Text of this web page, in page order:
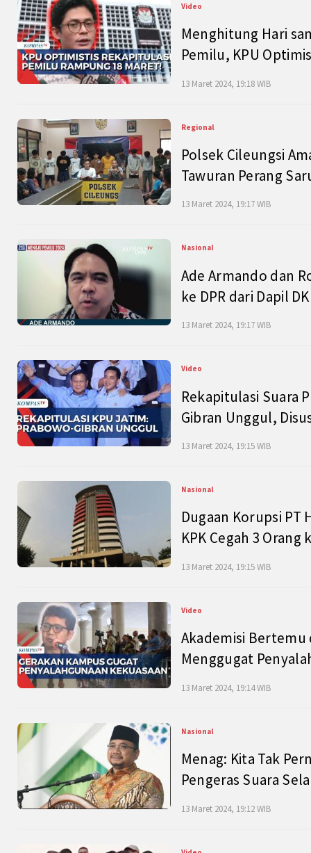
Video
Menghitung Hari
Pemilu, KPU
13 Maret 2024, 19:18 WIB
Regional
Polsek Cileungsi
Tawuran Perang
13 Maret 2024, 19:17 WIB
Nasional
Ade Armando dan
ke DPR dari Dapil
13 Maret 2024, 19:17 WIB
Video
Rekapitulasi Suara
Gibran Unggul,
13 Maret 2024, 19:15 WIB
Nasional
Dugaan Korupsi PT
KPK Cegah 3 Orang
13 Maret 2024, 19:15 WIB
Video
Akademisi Bertemu
Menggugat
13 Maret 2024, 19:14 WIB
Nasional
Menag: Kita Tak
Pengeras Suara
13 Maret 2024, 19:12 WIB